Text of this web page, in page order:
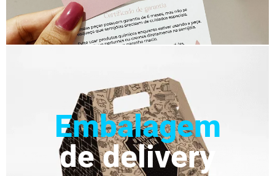
Embalagem
de delivery